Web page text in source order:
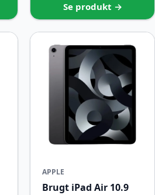
Se produkt →
APPLE
Brugt iPad Air 10.9